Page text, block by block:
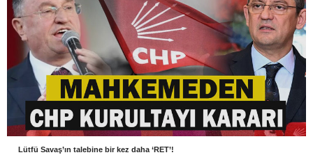
Lütfü Savaş’ın talebine bir kez daha ‘RET’!